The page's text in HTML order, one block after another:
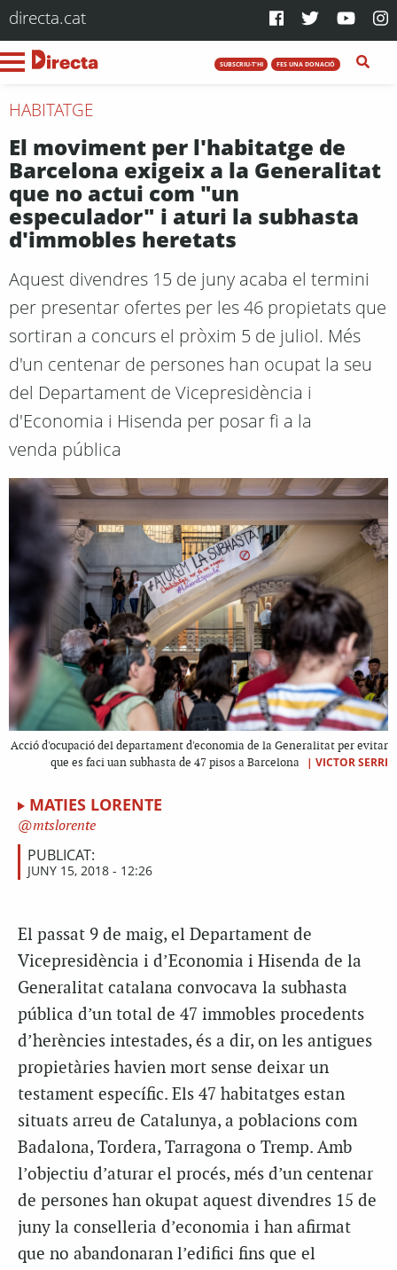
directa.cat
SUBSCRIU-T'HI FES UNA DONACIÓ
HABITATGE
El moviment per l'habitatge de
Barcelona exigeix a la Generalitat
que no actui com "un
especulador" i aturi la subhasta
d'immobles heretats
Aquest divendres 15 de juny acaba el termini
per presentar ofertes per les 46 propietats que
sortiran a concurs el pròxim 5 de juliol. Més
d'un centenar de persones han ocupat la seu
del Departament de Vicepresidència i
d'Economia i Hisenda per posar fi a la
venda pública
Acció d'ocupació del departament d'economia de la Generalitat per evitar
que es faci uan subhasta de 47 pisos a Barcelona
| VICTOR SERRI
MATIES LORENTE
mtslorente
PUBLICAT:
JUNY 15, 2018 - 12:26
El passat 9 de maig, el Departament de
Vicepresidència i d’Economia i Hisenda de la
Generalitat catalana convocava la subhasta
pública d’un total de 47 immobles procedents
d’herències intestades, és a dir, on les antigues
propietàries havien mort sense deixar un
testament específic. Els 47 habitatges estan
situats arreu de Catalunya, a poblacions com
Badalona, Tordera, Tarragona o Tremp. Amb
l’objectiu d’aturar el procés, més d’un centenar
de persones han okupat aquest divendres 15 de
juny la conselleria d’economia i han afirmat
que no abandonaran l’edifici fins que el